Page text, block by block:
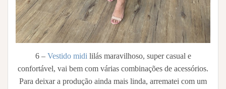
6 – Vestido midi lilás maravilhoso, super casual e
confortável, vai bem com várias combinações de acessórios.
Para deixar a produção ainda mais linda, arrematei com um